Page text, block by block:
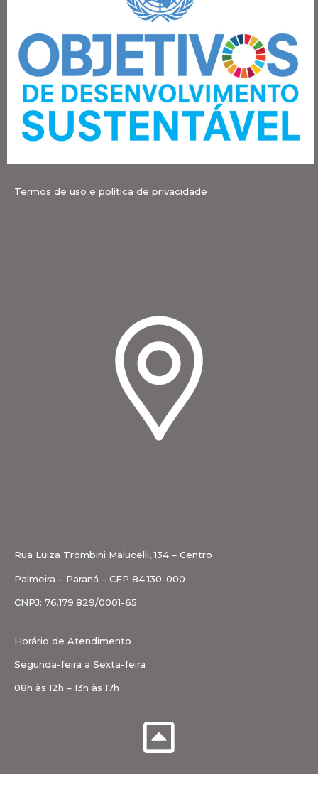
Termos de uso e política de privacidade
Rua Luiza Trombini Malucelli, 134 – Centro
Palmeira – Paraná – CEP 84.130-000
CNPJ: 76.179.829/0001-65
Horário de Atendimento
Segunda-feira a Sexta-feira
08h às 12h – 13h às 17h